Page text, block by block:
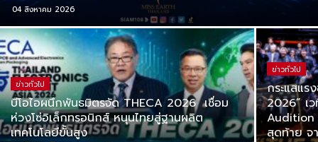
04 สิงหาคม 2026
ข่าวทั่วไป
บีโอไอผนึกพันธมิตรจัด THECA 2026 เชื่อม
ห่วงโซ่อิเล็กทรอนิกส์ หนุนไทยสู่ฐานผลิต
เทคโนโลยีขั้นสูง
ข่าวทั่วไป
กระแสแร
2026” เ
Audition
สุดท้าย จ